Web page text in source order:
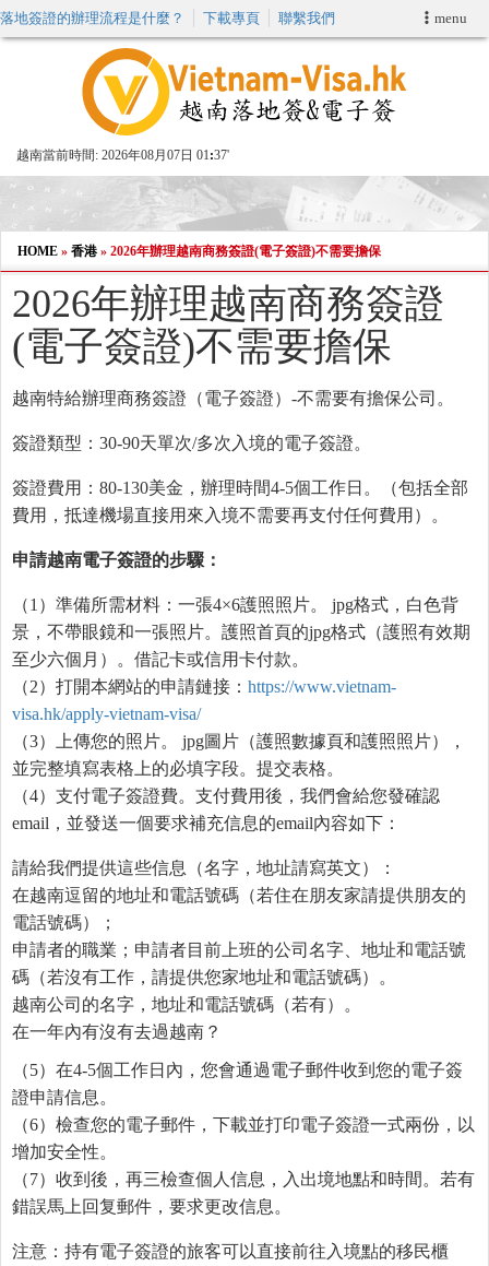
menu
落地簽證的辦理流程是什麼？ 下載專頁 聯繫我們
越南當前時間: 2026年08月07日 01:37'
申請簽證
VIP快速通關服务
加快E-VISA服務
週末緊急電子簽證
查詢簽證狀態
HOME » 香港 » 2026年辦理越南商務簽證(電子簽證)不需要擔保
2026年辦理越南商務簽證
(電子簽證)不需要擔保
越南特給辦理商務簽證（電子簽證）-不需要有擔保公司。
簽證類型：30-90天單次/多次入境的電子簽證。
簽證費用：80-130美金，辦理時間4-5個工作日。（包括全部
費用，抵達機場直接用來入境不需要再支付任何費用）。
申請越南電子簽證的步驟：
（1）準備所需材料：一張4×6護照照片。 jpg格式，白色背
景，不帶眼鏡和一張照片。護照首頁的jpg格式（護照有效期
至少六個月）。借記卡或信用卡付款。
（2）打開本網站的申請鏈接： https://www.vietnam-
visa.hk/apply-vietnam-visa/
（3）上傳您的照片。 jpg圖片（護照數據頁和護照照片），
並完整填寫表格上的必填字段。提交表格。
（4）支付電子簽證費。支付費用後，我們會給您發確認
email，並發送一個要求補充信息的email內容如下：
請給我們提供這些信息（名字，地址請寫英文）：
在越南逗留的地址和電話號碼（若住在朋友家請提供朋友的
電話號碼）；
申請者的職業；申請者目前上班的公司名字、地址和電話號
碼（若沒有工作，請提供您家地址和電話號碼）。
越南公司的名字，地址和電話號碼（若有）。
在一年內有沒有去過越南？
（5）在4-5個工作日內，您會通過電子郵件收到您的電子簽
證申請信息。
（6）檢查您的電子郵件，下載並打印電子簽證一式兩份，以
增加安全性。
（7）收到後，再三檢查個人信息，入出境地點和時間。若有
錯誤馬上回复郵件，要求更改信息。
注意：持有電子簽證的旅客可以直接前往入境點的移民櫃